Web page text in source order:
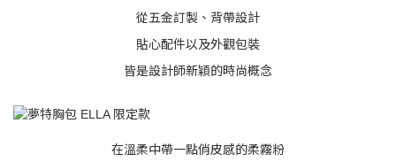
從五金訂製、背帶設計
貼心配件以及外觀包裝
皆是設計師新穎的時尚概念
在溫柔中帶一點俏皮感的柔霧粉